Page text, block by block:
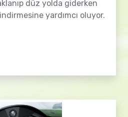
düz yolda giderken
yardımcı oluyor.